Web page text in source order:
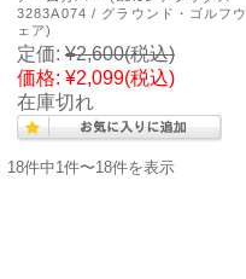
3283A074 / グラウンド・ゴルフウ
ェア)
定価: ¥2,600(税込)
価格: ¥2,099(税込)
在庫切れ
18件中1件〜18件を表示